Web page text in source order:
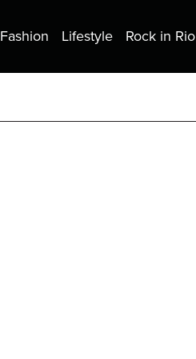
Fashion Lifestyle Rock in Rio